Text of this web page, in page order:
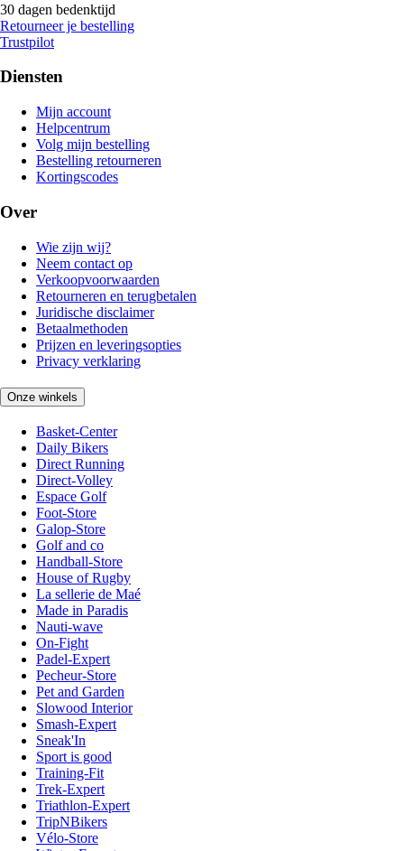
30 dagen bedenktijd
Retourneer je bestelling
Trustpilot
Diensten
Mijn account
Helpcentrum
Volg mijn bestelling
Bestelling retourneren
Kortingscodes
Over
Wie zijn wij?
Neem contact op
Verkoopvoorwaarden
Retourneren en terugbetalen
Juridische disclaimer
Betaalmethoden
Prijzen en leveringsopties
Privacy verklaring
Onze winkels
Basket-Center
Daily Bikers
Direct Running
Direct-Volley
Espace Golf
Foot-Store
Galop-Store
Golf and co
Handball-Store
House of Rugby
La sellerie de Maé
Made in Paradis
Nauti-wave
On-Fight
Padel-Expert
Pecheur-Store
Pet and Garden
Slowood Interior
Smash-Expert
Sneak'In
Sport is good
Training-Fit
Trek-Expert
Triathlon-Expert
TripNBikers
Vélo-Store